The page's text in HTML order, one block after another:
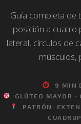
Guía completa de
posición a
lateral, círculos de
músculos,
⏱ 9 MIN
GLÚTEO MAYOR ·
PATRÓN: